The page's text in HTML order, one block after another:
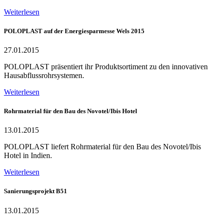
Weiterlesen
POLOPLAST auf der Energiesparmesse Wels 2015
27.01.2015
POLOPLAST präsentiert ihr Produktsortiment zu den innovativen
Hausabflussrohrsystemen.
Weiterlesen
Rohrmaterial für den Bau des Novotel/Ibis Hotel
13.01.2015
POLOPLAST liefert Rohrmaterial für den Bau des Novotel/Ibis
Hotel in Indien.
Weiterlesen
Sanierungsprojekt B51
13.01.2015